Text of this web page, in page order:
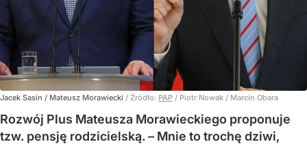
Jacek Sasin / Mateusz Morawiecki / Źródło: PAP / Piotr Nowak / Marcin Obara
Rozwój Plus Mateusza Morawieckiego proponuje
tzw. pensję rodzicielską. – Mnie to trochę dziwi,